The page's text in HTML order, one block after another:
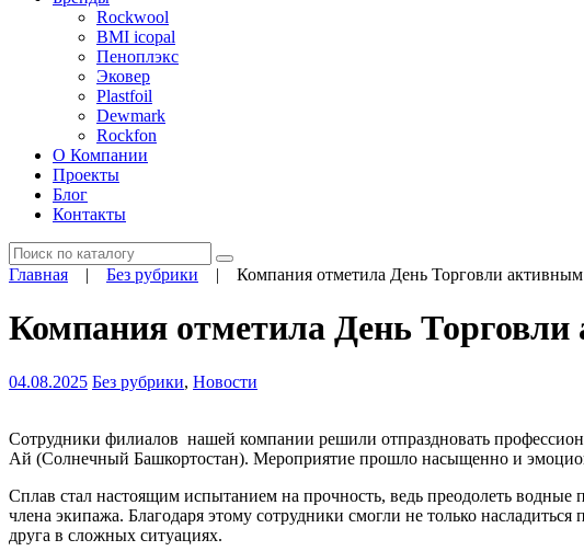
Rockwool
BMI icopal
Пеноплэкс
Эковер
Plastfoil
Dewmark
Rockfon
О Компании
Проекты
Блог
Контакты
Поиск
Главная | Без рубрики | Компания отметила День Торговли
Компания отметила День
04.08.2025 Без рубрики, Новости
Сотрудники филиалов нашей компании решили отпраздновать
Ай (Солнечный Башкортостан). Мероприятие прошло насыщенно и
Сплав стал настоящим испытанием на прочность, ведь преодолеть
члена экипажа. Благодаря этому сотрудники смогли не только
друга в сложных ситуациях.